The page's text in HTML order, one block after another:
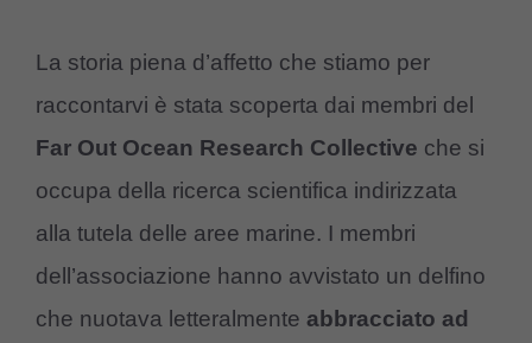
La storia piena d’affetto che stiamo per
raccontarvi è stata scoperta dai membri del
Far Out Ocean Research Collective che si
occupa della ricerca scientifica indirizzata
alla tutela delle aree marine. I membri
dell’associazione hanno avvistato un delfino
che nuotava letteralmente abbracciato ad